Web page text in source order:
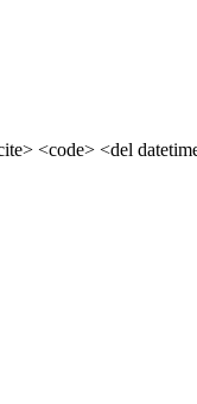
<code> <del